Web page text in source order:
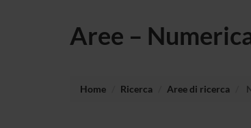
Aree –
Home Ricerca Aree di ricerca